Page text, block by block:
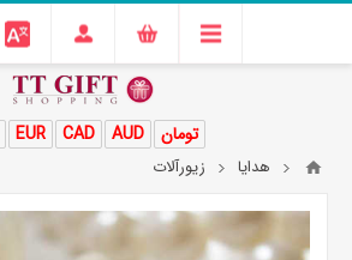
EUR CAD AUD تومان
هدایا زیورآلات